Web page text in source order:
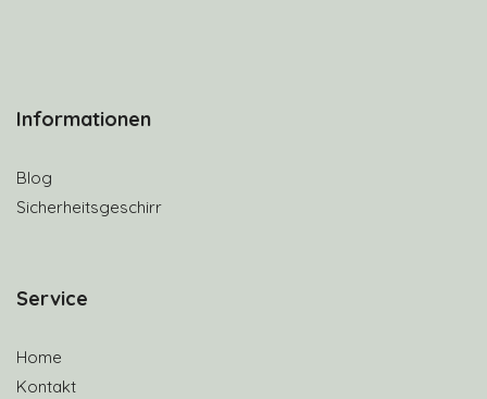
Informationen
Blog
Sicherheitsgeschirr
Service
Home
Kontakt